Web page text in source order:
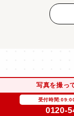
¥買取実
写真を撮っ
受付時間
0120-